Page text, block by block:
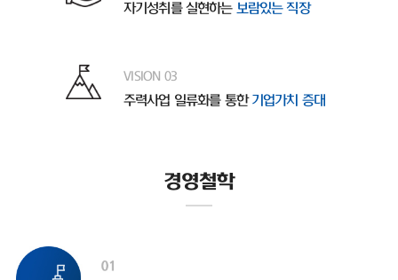
자기성취를 실현하는 보람있는 직장
VISION 03
주력사업 일류화를 통한 기업가치 증대
경영철학